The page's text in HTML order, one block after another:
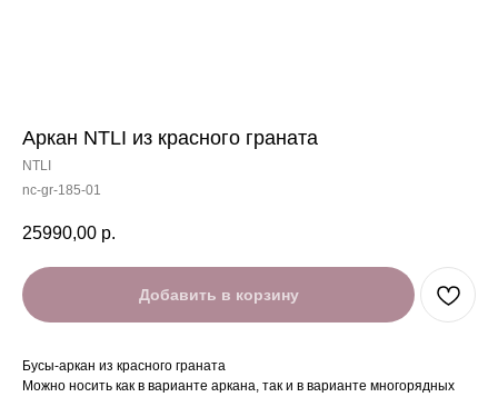
Аркан NTLI из красного граната
NTLI
nc-gr-185-01
25990,00 р.
Добавить в корзину
Бусы-аркан из красного граната
Можно носить как в варианте аркана, так и в варианте многорядных